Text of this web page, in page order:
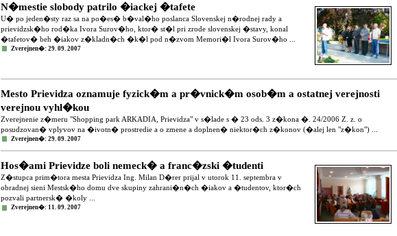
N�mestie slobody patrilo �iackej �tafete
U� po jeden�sty raz sa na po�es� b�val�ho poslanca Slovenskej n�rodnej rady a
prievidzsk�ho rod�ka Ivora Surov�ho, ktor� st�l pri zrode slovenskej �stavy, konal
�tafetov� beh �iakov z�kladn�ch �k�l pod n�zvom Memori�l Ivora Surov�ho ...
Zverejnen�: 29. 09. 2007
Mesto Prievidza oznamuje fyzick�m a pr�vnick�m osob�m a ostatnej verejnosti
verejnou vyhl�kou
Zverejnenie z�meru "Shopping park ARKADIA, Prievidza" v s�lade s � 23 ods. 3 z�kona �. 24/2006 Z. z. o
posudzovan� vplyvov na �ivotn� prostredie a o zmene a doplnen� niektor�ch z�konov (�alej len "z�kon") ...
Zverejnen�: 29. 09. 2007
Hos�ami Prievidze boli nemeck� a franc�zski �tudenti
Z�stupca prim�tora mesta Prievidza Ing. Milan D�rer prijal v utorok 11. septembra v
obradnej sieni Mestsk�ho domu dve skupiny zahrani�n�ch �iakov a �tudentov, ktor�ch
pozvali partnersk� �koly ...
Zverejnen�: 11. 09. 2007